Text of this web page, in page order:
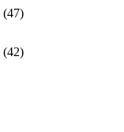
(47)
(42)